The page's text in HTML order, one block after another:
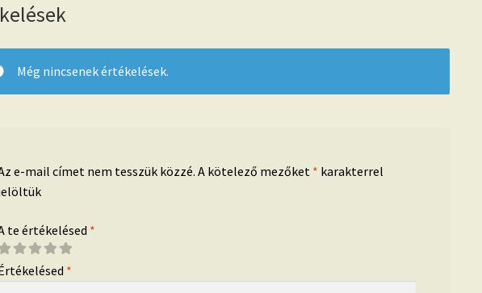
Még nincsenek értékelések.
e-mail címet nem tesszük közzé.A kötelező mezőket * karakterrel
te értékelésed *
*